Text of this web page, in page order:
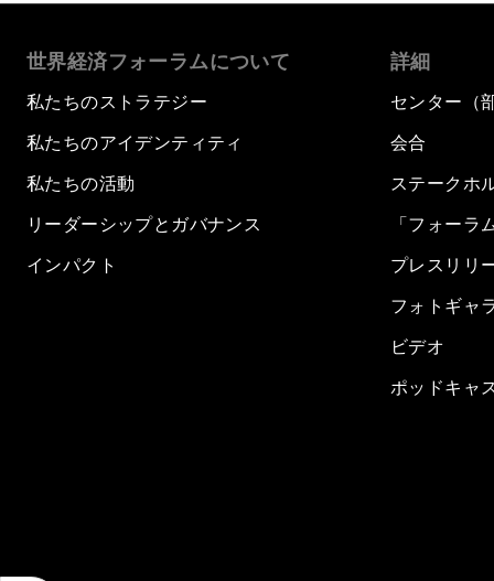
世界経済フォーラムについて
私たちのストラテジー
私たちのアイデンティティ
私たちの活動
リーダーシップとガバナンス
インパクト
詳細
センター（
会合
ステークホ
「フォーラ
プレスリリ
フォトギャ
ビデオ
ポッドキャ